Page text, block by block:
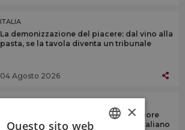
ITALIA
La demonizzazione del piacere: dal vino alla
pasta, se la tavola diventa un tribunale
04 Agosto 2026
Le Donne della Vite premiano la migliore
fotografia di un paesaggio del vino italiano
×
Questo sito web